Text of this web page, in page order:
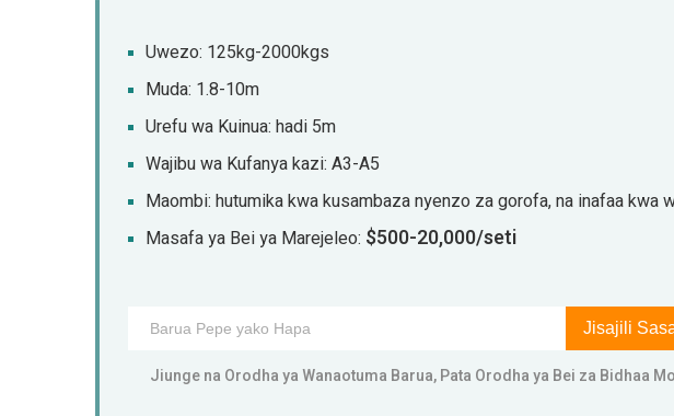
Uwezo: 125kg-2000kgs
Muda: 1.8-10m
Urefu wa Kuinua: hadi 5m
Wajibu wa Kufanya kazi: A3-A5
Maombi: hutumika kwa kusambaza nyenzo za gorofa, na inafaa kwa
Masafa ya Bei ya Marejeleo: $500-20,000/seti
Jisajili
Jiunge na Orodha ya Wanaotuma Barua, Pata Orodha ya Bei za Bidhaa